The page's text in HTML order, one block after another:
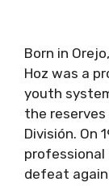
Born in
Hoz was a
youth
the reserves
División. On
professional
defeat